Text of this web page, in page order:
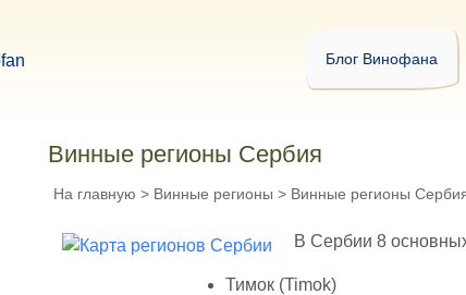
Блог Винофана
Винные регионы Сербия
На главную > Винные регионы >Винные регионы
В Сербии 8
Тимок (Timok)